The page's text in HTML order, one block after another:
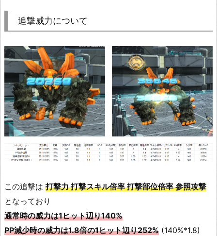
追撃威力について
この追撃は打撃力 打撃スキル倍率 打撃部位倍率 参照攻撃
となっており
通常時の威力は1ヒット辺り140%
PP減少時の威力は1.8倍の1ヒット辺り252% (140%*1.8)